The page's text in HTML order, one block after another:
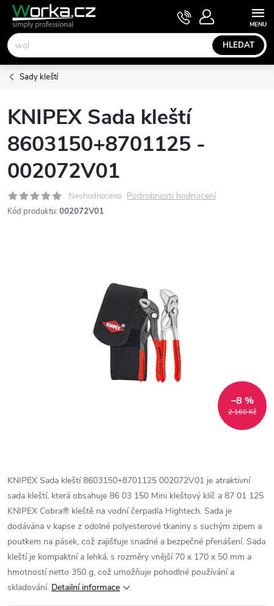
Přejít
obsah
HLEDAT
NÁKUPNÍ
KOŠÍK
Sady kleští
KNIPEX Sada kleští
8603150+8701125 -
002072V01
Neohodnoceno Podrobnosti hodnocení
Kód produktu: 002072V01
2 160 Kč
–8 %
KNIPEX Sada kleští 8603150+8701125 002072V01 je atraktivní
sada kleští, která obsahuje 86 03 150 Mini kleštový klíč a 87 01 125
KNIPEX Cobra® kleště na vodní čerpadla Hightech. Sada je
dodávána v kapse z odolné polyesterové tkaniny s suchým zipem a
poutkem na pásek, což zajišťuje snadné a bezpečné přenášení. Sada
kleští je kompaktní a lehká, s rozměry vnější 70 x 170 x 50 mm a
hmotností netto 350 g, což umožňuje pohodlné používání a
skladování. Detailní informace